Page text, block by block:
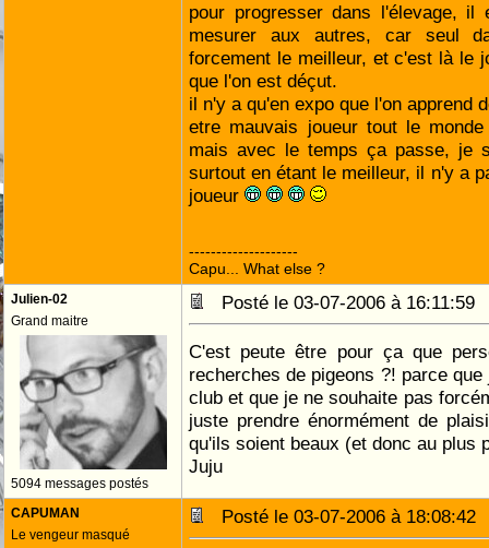
pour progresser dans l'élevage, il
mesurer aux autres, car seul
forcement le meilleur, et c'est là le
que l'on est déçut.
il n'y a qu'en expo que l'on apprend
etre mauvais joueur tout le
mais avec le temps ça passe, je
surtout en étant le meilleur, il n'y a
joueur
--------------------
Capu... What else ?
Julien-02
Grand maitre
5094 messages postés
Posté le 03-07-2006 à
C'est peute être pour ça que
recherches de pigeons ?! parce
club et que je ne souhaite pas
juste prendre énormément de
qu'ils soient beaux (et donc au plus
Juju
CAPUMAN
Le vengeur masqué
Posté le 03-07-2006 à